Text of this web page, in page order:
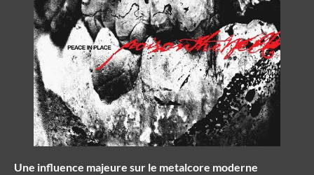
Une influence majeure sur le metalcore moderne